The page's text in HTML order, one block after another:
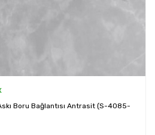
Boru Bağlantısı Antrasit (S-4085-